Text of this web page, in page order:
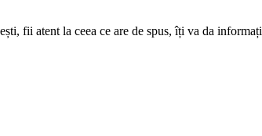
fii atent la ceea ce are de spus, îți va da